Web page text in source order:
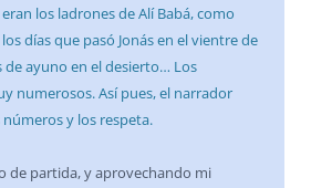
los ladrones de Alí Babá, como
días que pasó Jonás en el vientre de
de ayuno en el desierto… Los
numerosos. Así pues, el narrador
y los respeta.
de partida, y aprovechando mi